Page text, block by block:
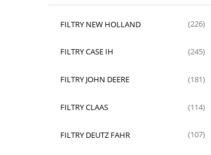
FILTRY NEW HOLLAND (226)
FILTRY CASE IH (245)
FILTRY JOHN DEERE (181)
FILTRY CLAAS (114)
FILTRY DEUTZ FAHR (107)